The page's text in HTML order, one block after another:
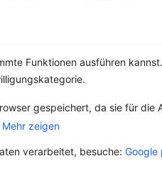
Funktionen ausführen
gespeichert, da sie für die
Mehr zeigen
verarbeitet, besuche: Google
Zwiebel –
Natürliches
„Wunder“-
Heilmittel
Pflanzenart und gehört
zu der Gattung Lauch.